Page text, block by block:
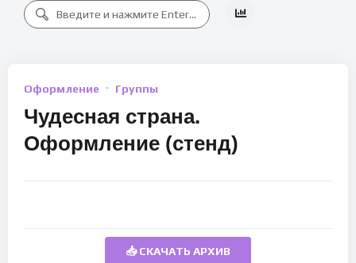
Оформление Группы
Чудесная страна.
Оформление (стенд)
📥 СКАЧАТЬ АРХИВ